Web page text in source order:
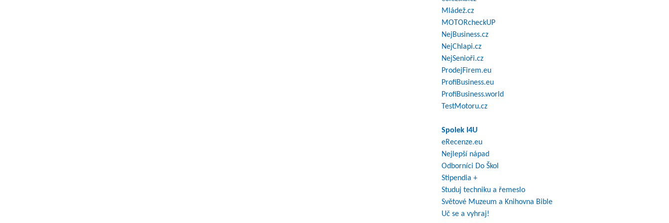
Mládež.cz
MOTORcheckUP
NejBusiness.cz
NejChlapi.cz
NejSenioři.cz
ProdejFirem.eu
ProfiBusiness.eu
ProfiBusiness.world
TestMotoru.cz
Spolek I4U
eRecenze.eu
Nejlepší nápad
Odborníci Do Škol
Stipendia +
Studuj techniku a řemeslo
Světové Muzeum a Knihovna Bible
Uč se a vyhraj!